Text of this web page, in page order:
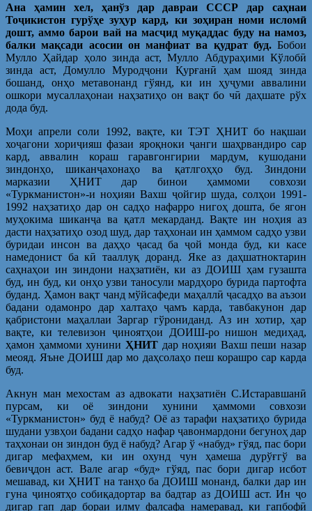
Ана ҳамин хел, ҳанўз дар давраи СССР дар саҳнаи
Тоҷикистон гурўҳе зуҳур кард, ки зоҳиран номи исломӣ
дошт, аммо барои вай на масҷид муқаддас буду на намоз,
балки мақсади асосии он манфиат ва қудрат буд.Бобои
Мулло Ҳайдар ҳоло зинда аст, Мулло Абдураҳими Кўлобӣ
зинда аст, Домулло Муродҷони Қурғанӣ ҳам шояд зинда
бошанд, онҳо метавонанд гўянд, ки ин ҳуҷуми аввалини
ошкори мусаллаҳонаи наҳзатиҳо он вақт бо чӣ даҳшате рўх
дода буд.
Моҳи апрели соли 1992, вақте, ки ТЭТ ҲНИТ бо нақшаи
хоҷагони хориҷияш фазаи яроқноки ҷанги шаҳрвандиро сар
кард, аввалин кораш гаравгонгирии мардум, кушодани
зиндонҳо, шиканҷахонаҳо ва қатлгоҳҳо буд. Зиндони
марказии ҲНИТ дар бинои ҳаммоми совхози
«Туркманистон»-и ноҳияи Вахш ҷойгир шуда, солҳои 1991-
1992 наҳзатиҳо дар он садҳо нафарро нигоҳ дошта, бе ягон
муҳокима шиканҷа ва қатл мекарданд. Вақте ин ноҳия аз
дасти наҳзатиҳо озод шуд, дар таҳхонаи ин ҳаммом садҳо узви
буридаи инсон ва даҳҳо ҷасад ба ҷой монда буд, ки касе
намедонист ба кӣ тааллуқ доранд. Яке аз даҳшатноктарин
саҳнаҳои ин зиндони наҳзатиён, ки аз ДОИШ ҳам гузашта
буд, ин буд, ки онҳо узви таносули мардҳоро бурида партофта
буданд. Ҳамон вақт чанд мўйсафеди маҳаллӣ ҷасадҳо ва аъзои
бадани одамонро дар халтаҳо ҷамъ карда, тавбакунон дар
қабристони маҳаллаи Заргар гўрониданд. Аз ин хотир, ҳар
вақте, ки телевизон ҷиноятҳои ДОИШ-ро нишон медиҳад,
ҳамон ҳаммоми хунини ҲНИТ дар ноҳияи Вахш пеши назар
меояд. Яъне ДОИШ дар мо даҳсолаҳо пеш корашро сар карда
буд.
Акнун ман мехостам аз адвокати наҳзатиён С.Истаравшанӣ
пурсам, ки оё зиндони хунини ҳаммоми совхози
«Туркманистон» буд ё набуд? Оё аз тарафи наҳзатиҳо бурида
шудани узвҳои бадани садҳо нафар ҷавонмардони бегуноҳ дар
таҳхонаи он зиндон буд ё набуд? Агар ў «набуд» гўяд, пас бори
дигар мефаҳмем, ки ин охунд чун ҳамеша дурўғгў ва
бевиҷдон аст. Вале агар «буд» гўяд, пас бори дигар исбот
мешавад, ки ҲНИТ на танҳо ба ДОИШ монанд, балки дар ин
гуна ҷиноятҳо собиқадортар ва бадтар аз ДОИШ аст. Ин ҷо
дигар гап дар бораи илму фалсафа намеравад, ки гапбофӣ